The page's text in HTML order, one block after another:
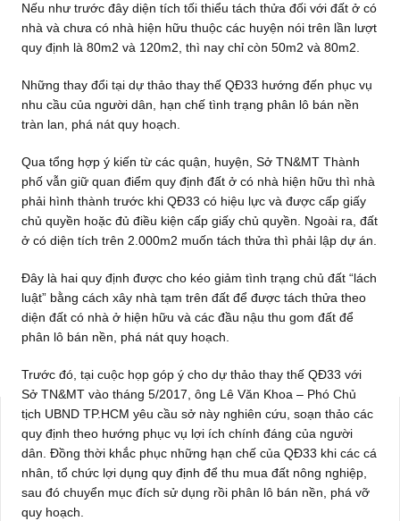
Nếu như trước đây diện tích tối thiểu tách thửa đối với đất ở có
nhà và chưa có nhà hiện hữu thuộc các huyện nói trên lần lượt
quy định là 80m2 và 120m2, thì nay chỉ còn 50m2 và 80m2.
Những thay đổi tại dự thảo thay thế QĐ33 hướng đến phục vụ
nhu cầu của người dân, hạn chế tình trạng phân lô bán nền
tràn lan, phá nát quy hoạch.
Qua tổng hợp ý kiến từ các quận, huyện, Sở TN&MT Thành
phố vẫn giữ quan điểm quy định đất ở có nhà hiện hữu thì nhà
phải hình thành trước khi QĐ33 có hiệu lực và được cấp giấy
chủ quyền hoặc đủ điều kiện cấp giấy chủ quyền. Ngoài ra, đất
ở có diện tích trên 2.000m2 muốn tách thửa thì phải lập dự án.
Đây là hai quy định được cho kéo giảm tình trạng chủ đất “lách
luật” bằng cách xây nhà tạm trên đất để được tách thửa theo
diện đất có nhà ở hiện hữu và các đầu nậu thu gom đất để
phân lô bán nền, phá nát quy hoạch.
Trước đó, tại cuộc họp góp ý cho dự thảo thay thế QĐ33 với
Sở TN&MT vào tháng 5/2017, ông Lê Văn Khoa – Phó Chủ
tịch UBND TP.HCM yêu cầu sở này nghiên cứu, soạn thảo các
quy định theo hướng phục vụ lợi ích chính đáng của người
dân. Đồng thời khắc phục những hạn chế của QĐ33 khi các cá
nhân, tổ chức lợi dụng quy định để thu mua đất nông nghiệp,
sau đó chuyển mục đích sử dụng rồi phân lô bán nền, phá vỡ
quy hoạch.